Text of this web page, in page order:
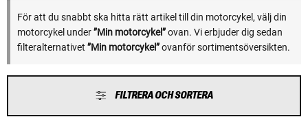
För att du snabbt ska hitta rätt artikel till din motorcykel, välj din
motorcykel under”Min motorcykel”ovan. Vi erbjuder dig sedan
filteralternativet ”Min motorcykel”ovanför sortimentsöversikten.
FILTRERA OCH SORTERA